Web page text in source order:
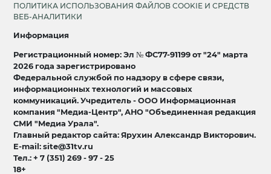
ПОЛИТИКА ИСПОЛЬЗОВАНИЯ ФАЙЛОВ COOKIE И СРЕДСТВ
ВЕБ-АНАЛИТИКИ
Информация
Регистрационный номер: Эл № ФС77-91199 от "24" марта
2026 года зарегистрировано
Федеральной службой по надзору в сфере связи,
информационных технологий и массовых
коммуникаций. Учредитель - ООО Информационная
компания "Медиа-Центр", АНО "Объединенная редакция
СМИ "Медиа Урала".
Главный редактор сайта: Ярухин Александр Викторович.
E-mail: site@31tv.ru
Тел.: + 7 (351) 269 - 97 - 25
18+